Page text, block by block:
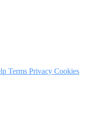
Terms Privacy Cookies